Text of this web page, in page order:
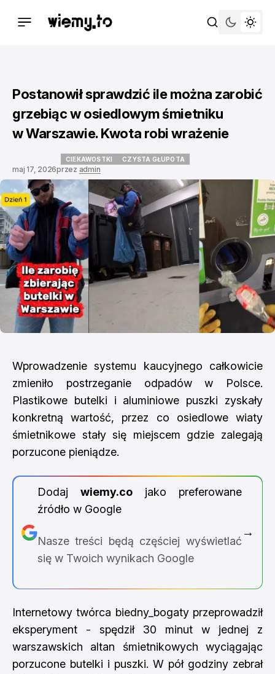
Postanowił sprawdzić ile można zarobić
grzebiąc w osiedlowym śmietniku
w Warszawie. Kwota robi wrażenie
CIEKAWOSTKI CZYSTA GŁUPOTA
maj 17, 2026przez admin
Wprowadzenie systemu kaucyjnego całkowicie
zmieniło postrzeganie odpadów w Polsce.
Plastikowe butelki i aluminiowe puszki zyskały
konkretną wartość, przez co osiedlowe wiaty
śmietnikowe stały się miejscem gdzie zalegają
porzucone pieniądze.
Dodaj wiemy.cojako preferowane
źródło w Google
Nasze treści będą częściej wyświetlać
się w Twoich wynikach Google
→
Internetowy twórca biedny_bogaty przeprowadził
eksperyment - spędził 30 minut w jednej z
warszawskich altan śmietnikowych wyciągając
porzucone butelki i puszki. W pół godziny zebrał